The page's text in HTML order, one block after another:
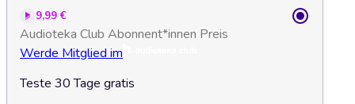
9,99 €
Audioteka Club Abonnent*innen Preis
Werde Mitglied im
Teste 30 Tage gratis